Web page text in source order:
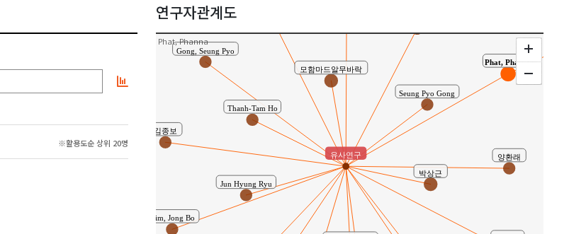
※활용도순 상위 20명
연구자관계도
Phat, Phanna
Gong, Seung Pyo
Jun Hyung Ryu
Kim, Jong Bo
Seung Pyo Gong
Thanh-Tam Ho
김종보
모함마드알무바락
박상근
양환래
Phat, Phanna
유사연구